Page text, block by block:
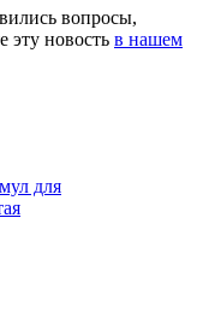
вопросы,
эту новость в нашем
для